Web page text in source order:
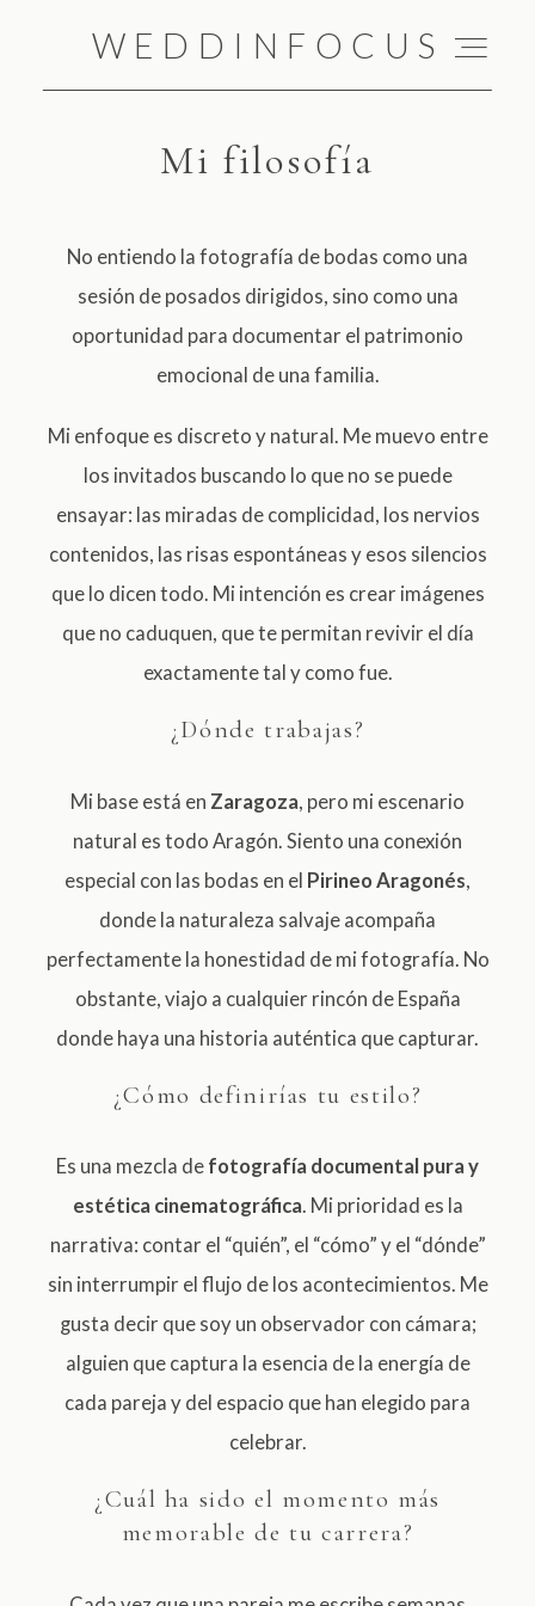
WEDDINFOCUS
WEDDINFOCUS
PORTFOLIO I
SOBRE MÍ
CONTACTA
Mi filosofía
No entiendo la fotografía de bodas como una
sesión de posados dirigidos, sino como una
oportunidad para documentar el patrimonio
emocional de una familia.
Mi enfoque es discreto y natural. Me muevo entre
los invitados buscando lo que no se puede
ensayar: las miradas de complicidad, los nervios
contenidos, las risas espontáneas y esos silencios
que lo dicen todo. Mi intención es crear imágenes
que no caduquen, que te permitan revivir el día
exactamente tal y como fue.
¿Dónde trabajas?
Mi base está en Zaragoza, pero mi escenario
natural es todo Aragón. Siento una conexión
especial con las bodas en el Pirineo Aragonés,
donde la naturaleza salvaje acompaña
perfectamente la honestidad de mi fotografía. No
obstante, viajo a cualquier rincón de España
donde haya una historia auténtica que capturar.
¿Cómo definirías tu estilo?
Es una mezcla defotografía documental pura y
estética cinematográfica. Mi prioridad es la
narrativa: contar el “quién”, el “cómo” y el “dónde”
sin interrumpir el flujo de los acontecimientos. Me
gusta decir que soy un observador con cámara;
alguien que captura la esencia de la energía de
cada pareja y del espacio que han elegido para
celebrar.
¿Cuál ha sido el momento más
memorable de tu carrera?